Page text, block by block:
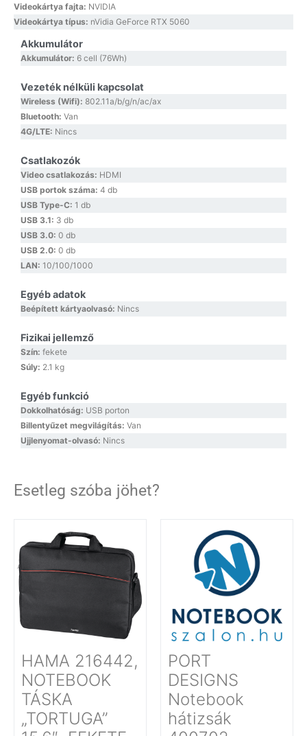
Videokártya fajta: NVIDIA
Videokártya típus: nVidia GeForce RTX 5060
Akkumulátor
Akkumulátor: 6 cell (76Wh)
Vezeték nélküli kapcsolat
Wireless (Wifi): 802.11a/b/g/n/ac/ax
Bluetooth: Van
4G/LTE: Nincs
Csatlakozók
Video csatlakozás: HDMI
USB portok száma: 4 db
USB Type-C: 1 db
USB 3.1: 3 db
USB 3.0: 0 db
USB 2.0: 0 db
LAN: 10/100/1000
Egyéb adatok
Beépített kártyaolvasó: Nincs
Fizikai jellemző
Szín: fekete
Súly: 2.1 kg
Egyéb funkció
Dokkolhatóság: USB porton
Billentyűzet megvilágítás: Van
Ujjlenyomat-olvasó: Nincs
Esetleg szóba jöhet?
HAMA 216442,
NOTEBOOK
TÁSKA
„TORTUGA”
PORT
DESIGNS
Notebook
hátizsák